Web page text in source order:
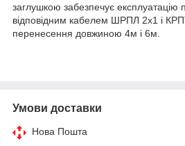
заглушкою забезпечує експлуатацію
відповідним кабелем ШРПЛ 2х1 і
перенесення довжиною 4м і 6м.
Умови доставки
Нова Пошта